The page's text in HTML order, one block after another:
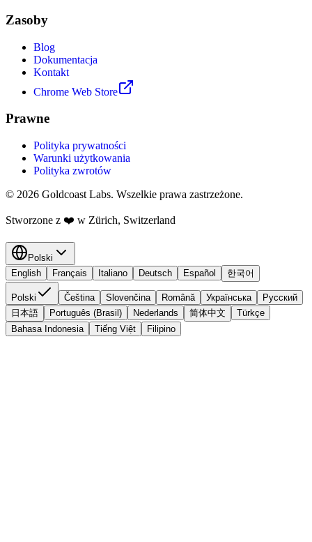
Zasoby
Blog
Dokumentacja
Kontakt
Chrome Web Store
Prawne
Polityka prywatności
Warunki użytkowania
Polityka zwrotów
© 2026 Goldcoast Labs. Wszelkie prawa zastrzeżone.
Stworzone z ❤️ w Zürich, Switzerland
Polski
English
Français Italiano Deutsch Español 한국어
Polski Čeština Slovenčina Română Українська
Русский
日本語
Português (Brasil) Nederlands 简体中文
Türkçe
Bahasa Indonesia
Tiếng Việt Filipino